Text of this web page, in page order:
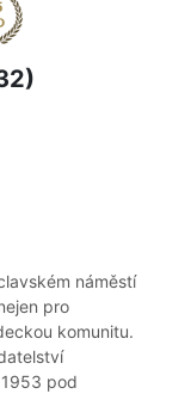
náměstí
pro
komunitu.
pod